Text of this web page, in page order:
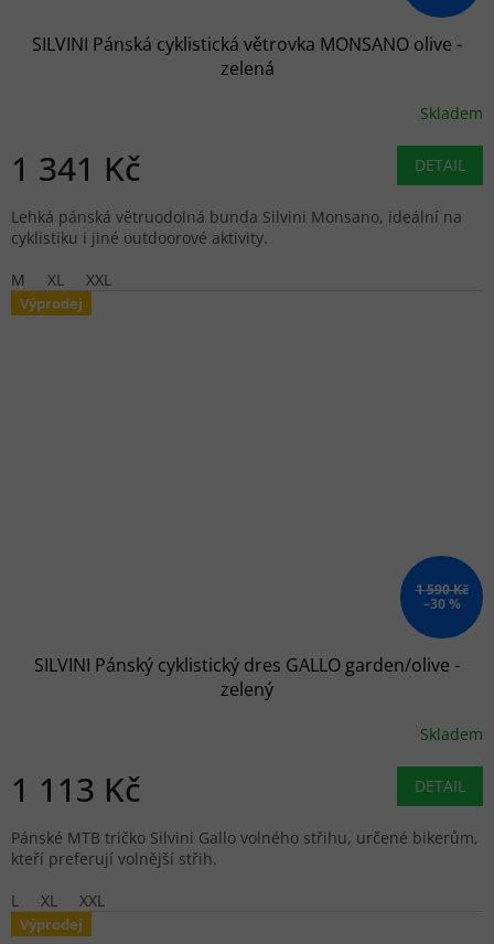
SILVINI Pánská cyklistická větrovka MONSANO olive -
zelená
Skladem
1 341 Kč DETAIL
Lehká pánská větruodolná bunda Silvini Monsano, ideální na
cyklistiku i jiné outdoorové aktivity.
M
XL XXL
Výprodej
1 590 Kč
–30 %
SILVINI Pánský cyklistický dres GALLO garden/olive -
zelený
Skladem
1 113 Kč DETAIL
Pánské MTB tričko Silvini Gallo volného střihu, určené bikerům,
kteří preferují volnější střih.
L
XL XXL
Výprodej